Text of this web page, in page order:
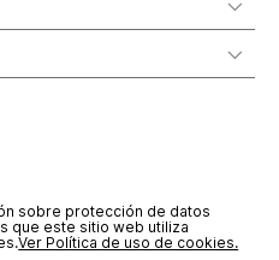
sobre protección de datos
que este sitio web utiliza
Ver Política de uso de cookies.